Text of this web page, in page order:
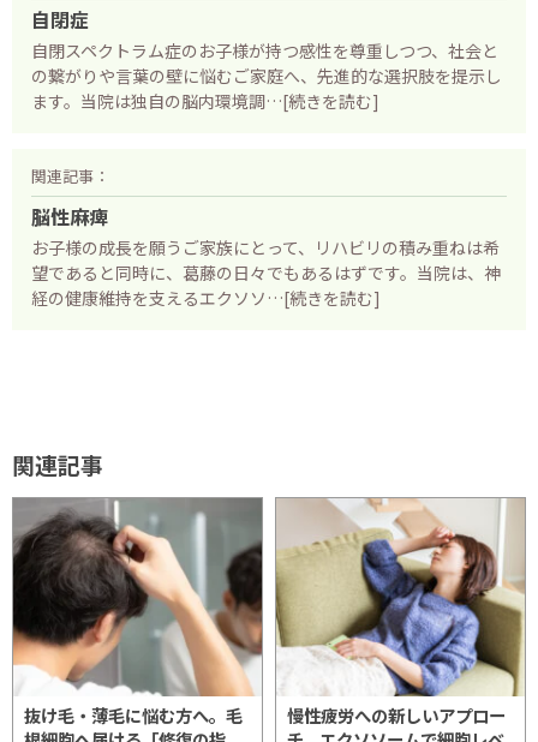
自閉症
自閉スペクトラム症のお子様が持つ感性を尊重しつつ、社会と
の繋がりや言葉の壁に悩むご家庭へ、先進的な選択肢を提示し
ます。当院は独自の脳内環境調…[続きを読む]
関連記事：
脳性麻痺
お子様の成長を願うご家族にとって、リハビリの積み重ねは希
望であると同時に、葛藤の日々でもあるはずです。当院は、神
経の健康維持を支えるエクソソ…[続きを読む]
関連記事
抜け毛・薄毛に悩む方へ。毛
慢性疲労への新しいアプロー